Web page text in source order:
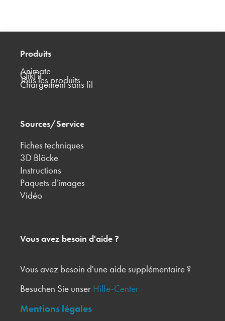
Produits
Animate
QikFit
Tous les produits
Chargement sans fil
Sources/Service
Fiches techniques
3D Blöcke
Instructions
Paquets d'images
Vidéo
Vous avez besoin d'aide ?
Vous avez besoin d'une aide supplémentaire ?
Besuchen Sie unser Hilfe-Center
Mentions légales